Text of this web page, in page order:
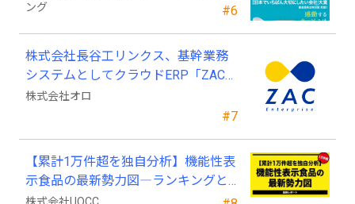
#6
ング
#7
株式会社長谷工リンクス、基幹業務
システムとしてクラウドERP「ZAC
Enterprise」を採用
株式会社オロ
【累計1万件超を独自分析】機能性表
示食品の最新勢力図―ランキングと
2025年4月以降の変化